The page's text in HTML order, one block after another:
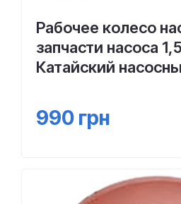
Рабочее колесо
запчасти насоса
Катайский
990 грн